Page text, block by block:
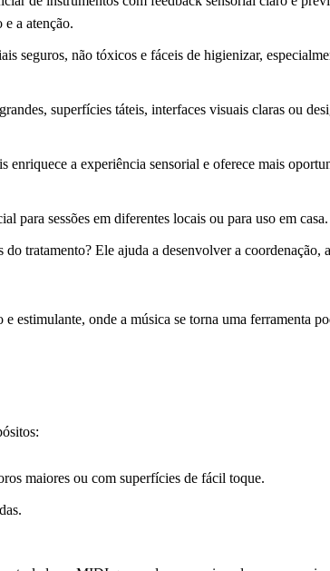
a atenção.
seguros, não tóxicos e fáceis de higienizar,
superfícies táteis, interfaces visuais claras ou
a experiência sensorial e oferece mais
para sessões em diferentes locais ou para uso em casa.
tratamento? Ele ajuda a desenvolver a coordenação,
estimulante, onde a música se torna uma ferramenta
maiores ou com superfícies de fácil toque.